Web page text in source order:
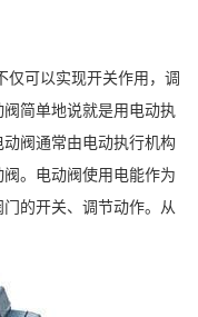
仅可以实现开关作用，调
简单地说就是用电动执
阀通常由电动执行机构
。电动阀使用电能作为
的开关、调节动作。从